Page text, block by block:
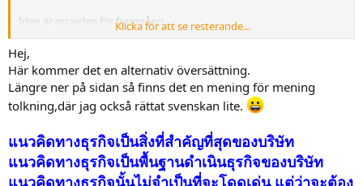
Iden är grunden för framgång
Vad beror de på att en del företag går bra och andra dåligt. De
företag som säljer varor och tjänster som köparna vill ha blir
framgångsrika, med företag på sikt slås ut om ingen frågar efter de
produkter som de erbjuda skillnaden mellan framång och
misslyckande år ofta affärsiden.
En afärside kan till exempel vara :
Att, som stormarknaden, sälja matvaror billigare än alla andra.
Att, som kvarterskrogen, erbjuda bra service och vällagad mat till
rimliga priser för boende i området
Klicka för att se resterande...
Hej,
Här kommer det en alternativ översättning.
Längre ner på sidan så finns det en mening för mening
tolkning,där jag också rättat svenskan lite.
แนวคิดทางธุรกิจเป็นสิ่งที่สำคัญที่สุดของบริษัท
แนวคิดทางธุรกิจเป็นพื้นฐานดำเนินธุรกิจของบริษัท
แนวคิดทางธุรกิจนั้นไม่จำเป็นที่จะโดดเด่น แต่ว่าจะต้อง